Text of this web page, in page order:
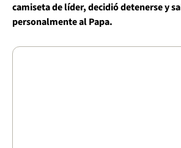
camiseta de líder, decidió detenerse y
personalmente al Papa.